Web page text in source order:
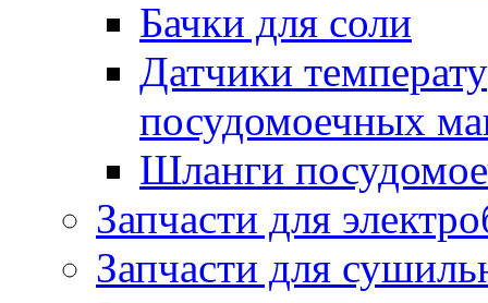
Бачки для соли
Датчики
посудомоечных
Шланги
Запчасти для
Запчасти для